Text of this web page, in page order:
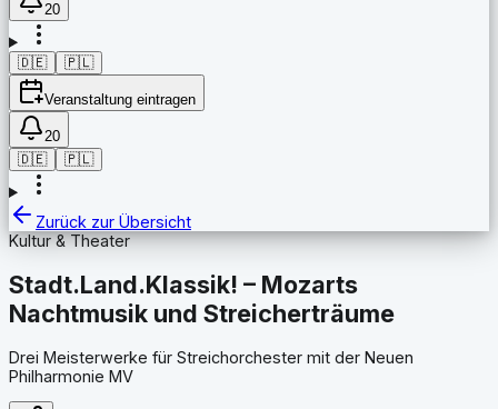
20
🇩🇪 🇵🇱
Veranstaltung eintragen
20
🇩🇪
🇵🇱
Zurück zur Übersicht
Kultur & Theater
Stadt.Land.Klassik! – Mozarts
Nachtmusik und Streicherträume
Drei Meisterwerke für Streichorchester mit der Neuen
Philharmonie MV